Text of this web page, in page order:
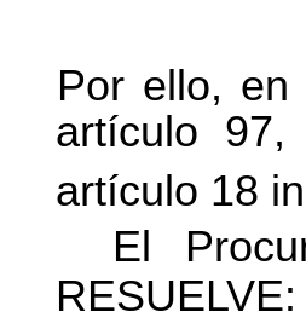
Por ello,
artículo
artículo 18
El
RESUELVE: